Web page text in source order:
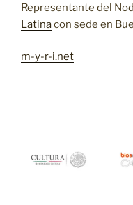
Representante del
Latinacon sede en
m-y-r-i.net